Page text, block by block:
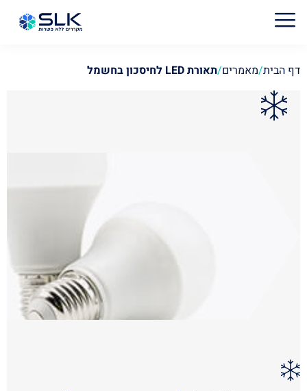
דף הבית/מאמרים/תאורת LED לחיסכון בחשמל